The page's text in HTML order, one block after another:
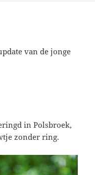
van de jonge
in Polsbroek,
zonder ring.